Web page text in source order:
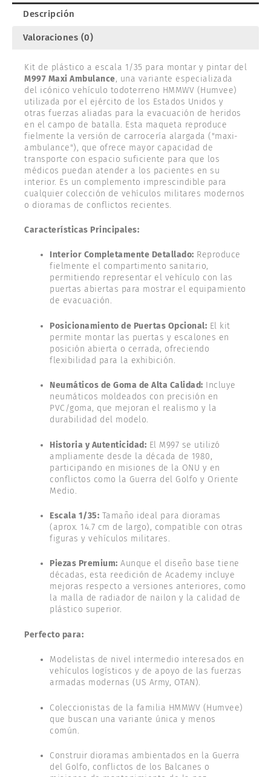
Descripción
Valoraciones (0)
Kit de plástico a escala 1/35 para montar y pintar del
M997 Maxi Ambulance, una variante especializada
del icónico vehículo todoterreno HMMWV (Humvee)
utilizada por el ejército de los Estados Unidos y
otras fuerzas aliadas para la evacuación de heridos
en el campo de batalla. Esta maqueta reproduce
fielmente la versión de carrocería alargada ("maxi-
ambulance"), que ofrece mayor capacidad de
transporte con espacio suficiente para que los
médicos puedan atender a los pacientes en su
interior. Es un complemento imprescindible para
cualquier colección de vehículos militares modernos
o dioramas de conflictos recientes.
Características Principales:
Interior Completamente Detallado: Reproduce
fielmente el compartimento sanitario,
permitiendo representar el vehículo con las
puertas abiertas para mostrar el equipamiento
de evacuación.
Posicionamiento de Puertas Opcional: El kit
permite montar las puertas y escalones en
posición abierta o cerrada, ofreciendo
flexibilidad para la exhibición.
Neumáticos de Goma de Alta Calidad: Incluye
neumáticos moldeados con precisión en
PVC/goma, que mejoran el realismo y la
durabilidad del modelo.
Historia y Autenticidad: El M997 se utilizó
ampliamente desde la década de 1980,
participando en misiones de la ONU y en
conflictos como la Guerra del Golfo y Oriente
Medio.
Escala 1/35: Tamaño ideal para dioramas
(aprox. 14.7 cm de largo), compatible con otras
figuras y vehículos militares.
Piezas Premium: Aunque el diseño base tiene
décadas, esta reedición de Academy incluye
mejoras respecto a versiones anteriores, como
la malla de radiador de nailon y la calidad de
plástico superior.
Perfecto para:
Modelistas de nivel intermedio interesados en
vehículos logísticos y de apoyo de las fuerzas
armadas modernas (US Army, OTAN).
Coleccionistas de la familia HMMWV (Humvee)
que buscan una variante única y menos
común.
Construir dioramas ambientados en la Guerra
del Golfo, conflictos de los Balcanes o